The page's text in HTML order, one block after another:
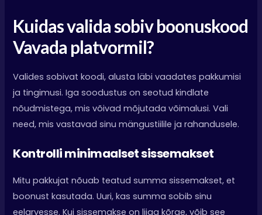
Kuidas valida sobiv boonuskood
Vavada platvormil?
Valides sobivat koodi, alusta läbi vaadates pakkumisi
ja tingimusi. Iga soodustus on seotud kindlate
nõudmistega, mis võivad mõjutada võimalusi. Vali
need, mis vastavad sinu mängustiilile ja rahandusele.
Kontrolli minimaalset sissemakset
Mitu pakkujat nõuab teatud summa sissemakset, et
boonust kasutada. Uuri, kas summa sobib sinu
eelarvesse. Kui sissemakse on liiga kõrge, võib see